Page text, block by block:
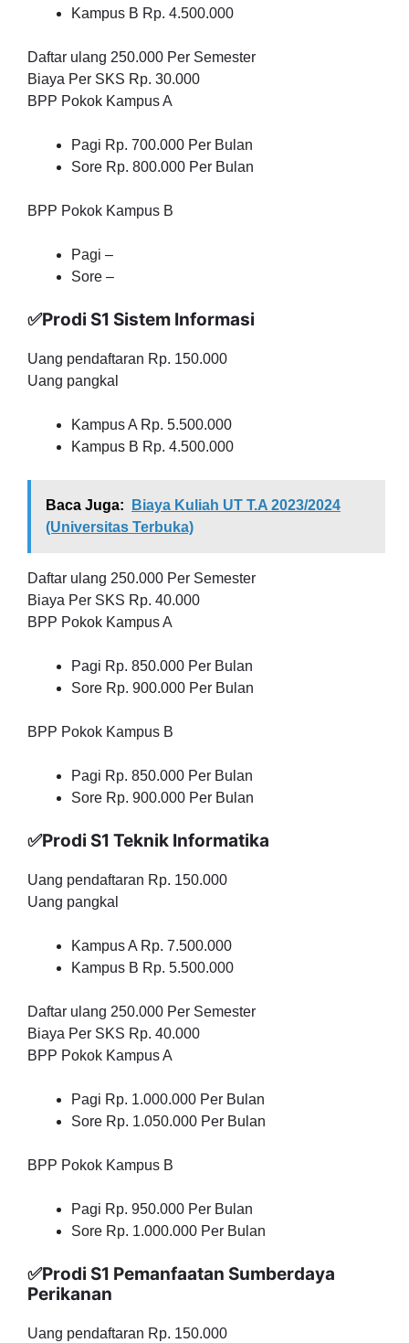
Kampus B Rp. 4.500.000
Daftar ulang 250.000 Per Semester
Biaya Per SKS Rp. 30.000
BPP Pokok Kampus A
Pagi Rp. 700.000 Per Bulan
Sore Rp. 800.000 Per Bulan
BPP Pokok Kampus B
Pagi –
Sore –
✅Prodi S1 Sistem Informasi
Uang pendaftaran Rp. 150.000
Uang pangkal
Kampus A Rp. 5.500.000
Kampus B Rp. 4.500.000
Baca Juga:
Biaya Kuliah UT T.A 2023/2024
(Universitas Terbuka)
Daftar ulang 250.000 Per Semester
Biaya Per SKS Rp. 40.000
BPP Pokok Kampus A
Pagi Rp. 850.000 Per Bulan
Sore Rp. 900.000 Per Bulan
BPP Pokok Kampus B
Pagi Rp. 850.000 Per Bulan
Sore Rp. 900.000 Per Bulan
✅Prodi S1 Teknik Informatika
Uang pendaftaran Rp. 150.000
Uang pangkal
Kampus A Rp. 7.500.000
Kampus B Rp. 5.500.000
Daftar ulang 250.000 Per Semester
Biaya Per SKS Rp. 40.000
BPP Pokok Kampus A
Pagi Rp. 1.000.000 Per Bulan
Sore Rp. 1.050.000 Per Bulan
BPP Pokok Kampus B
Pagi Rp. 950.000 Per Bulan
Sore Rp. 1.000.000 Per Bulan
✅Prodi S1 Pemanfaatan Sumberdaya
Perikanan
Uang pendaftaran Rp. 150.000